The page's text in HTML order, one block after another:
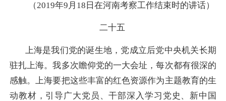
（2019年9月18日在河南考察工作结束时的讲话）
二十五
上海是我们党的诞生地，党成立后党中央机关长期
驻扎上海。我多次瞻仰党的一大会址，每次都有很深的
感触。上海要把这些丰富的红色资源作为主题教育的生
动教材，引导广大党员、干部深入学习党史、新中国